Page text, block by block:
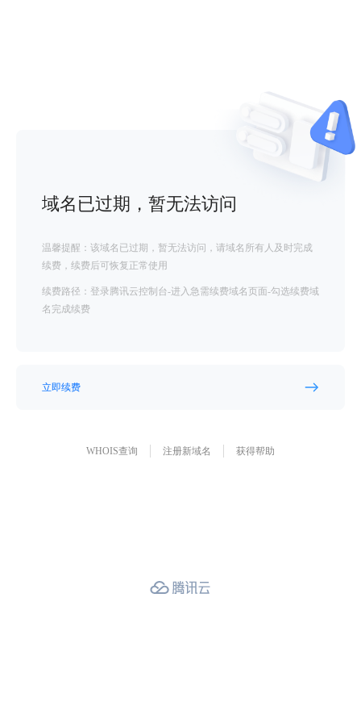
域名已过期，暂无法访问
温馨提醒：该域名已过期，暂无法访问，请域名所有人及时完成
续费，续费后可恢复正常使用
续费路径：登录腾讯云控制台-进入急需续费域名页面-勾选续费域
名完成续费
立即续费
WHOIS查询 注册新域名 获得帮助